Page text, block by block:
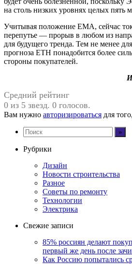
на столь низких уровнях целых пять
Учитывая положение EMA, сейчас
перепутье — прорыв в любом из
для будущего тренда. Тем не менее
прогноза ETH понадобится более
стороны покупателей.
Средний рейтинг
0 из 5 звезд. 0 голосов.
Вам нужно авторизироваться для
Рубрики
Дизайн
Новости строительства
Разное
Советы по ремонту
Технологии
Электрика
Свежие записи
85% россиян делают
первый же день после
Как Россию попытались